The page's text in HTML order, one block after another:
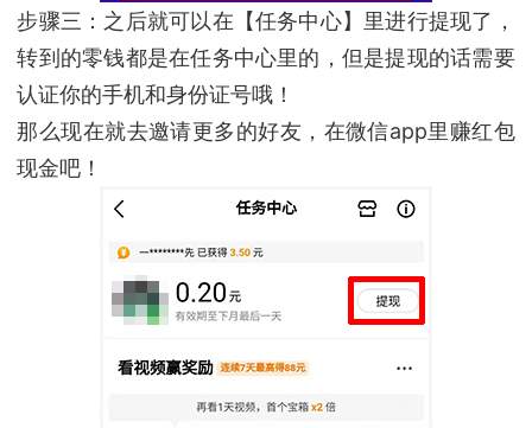
步骤三：之后就可以在【任务中心】里进行提现了，
转到的零钱都是在任务中心里的，但是提现的话需要
认证你的手机和身份证号哦！
那么现在就去邀请更多的好友，在微信app里赚红包
现金吧！